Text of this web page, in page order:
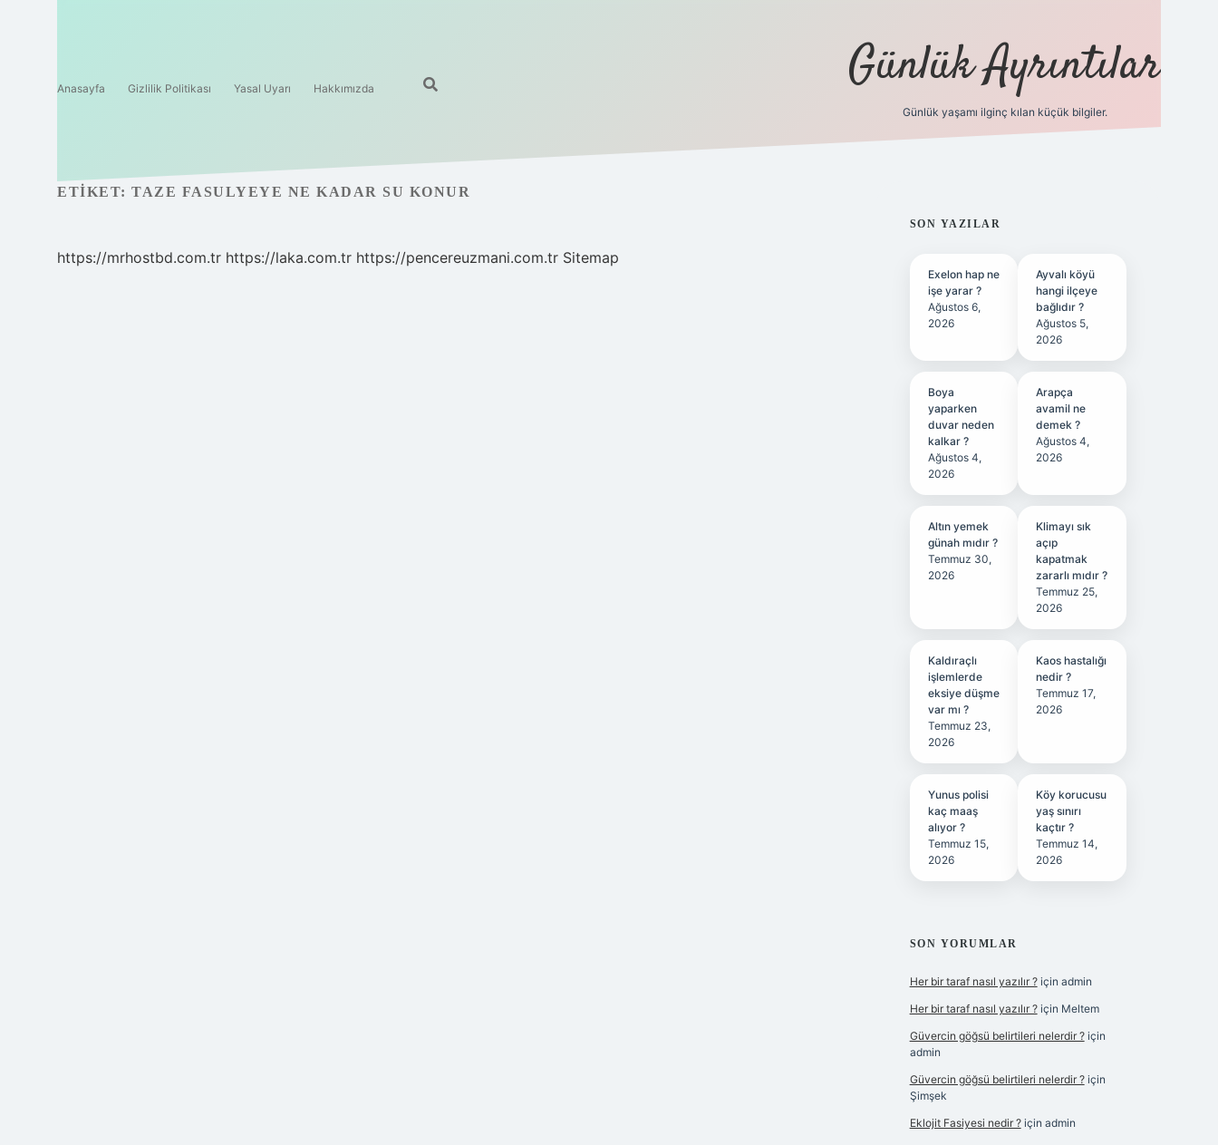
Anasayfa Gizlilik Politikası Yasal Uyarı Hakkımızda Günlük Ayrıntılar
Günlük yaşamı ilginç kılan küçük bilgiler.
ETIKET: TAZE FASULYEYE NE KADAR SU KONUR
https://mrhostbd.com.tr https://laka.com.tr https://pencereuzmani.com.tr Sitemap
SIDEBAR
SON YAZILAR
Exelon hap ne
işe yarar ?
Ağustos 6,
2026
Ayvalı köyü
hangi ilçeye
bağlıdır ?
Ağustos 5,
2026
Boya
yaparken
duvar neden
kalkar ?
Ağustos 4,
2026
Arapça
avamil ne
demek ?
Ağustos 4,
2026
Altın yemek
günah mıdır ?
Temmuz 30,
2026
Klimayı sık
açıp
kapatmak
zararlı mıdır ?
Temmuz 25,
2026
Kaldıraçlı
işlemlerde
eksiye düşme
var mı ?
Temmuz 23,
2026
Kaos hastalığı
nedir ?
Temmuz 17,
2026
Yunus polisi
kaç maaş
alıyor ?
Temmuz 15,
2026
Köy korucusu
yaş sınırı
kaçtır ?
Temmuz 14,
2026
SON YORUMLAR
Her bir taraf nasıl yazılır ?için admin
Her bir taraf nasıl yazılır ?için Meltem
Güvercin göğsü belirtileri nelerdir ?için
admin
Güvercin göğsü belirtileri nelerdir ?için
Şimşek
Eklojit Fasiyesi nedir ?için admin